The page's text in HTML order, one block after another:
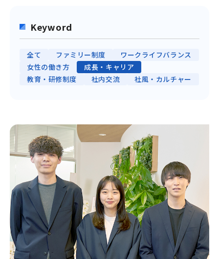
Keyword
全て ファミリー制度
ワークライフバランス
女性の働き方
成長・キャリア
教育・研修制度
社内交流 社風・カルチャー